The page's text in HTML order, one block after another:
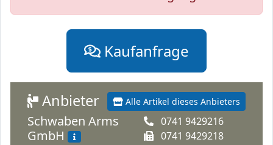
Kaufanfrage
Alle Artikel dieses Anbieters
Anbieter
Schwaben Arms
GmbH
0741 9429216
0741 9429218